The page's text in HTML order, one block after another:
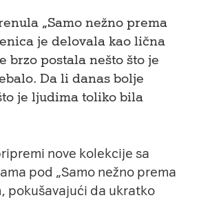
„Samo nežno prema
je delovala kao lična
brzo postala nešto što je
Da li danas bolje
je ljudima toliko bila
nove kolekcije sa
pod „Samo nežno prema
pokušavajući da ukratko